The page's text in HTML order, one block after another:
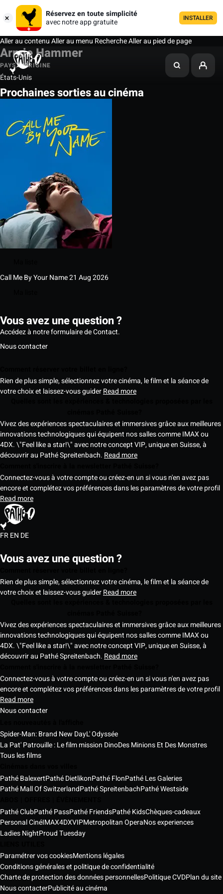
Réservez en toute simplicité
avec notre app gratuite
INSTALLER
Aller au contenuAller au menu RechercheAller au pied de page
Armie Hammer
PAYS D'ORIGINE
États-Unis
Prochaines sorties au cinéma
Call Me By Your Name21 Aug 2026
Vous avez une question ?
Accédez à notre formulaire de Contact.
Nous contacter
Rien de plus simple, sélectionnez votre cinéma, le film et la séance de
votre choix et laissez-vous guiderRead more
Vivez des expériences spectaculaires et immersives grâce aux meilleures
innovations technologiques qui équipent nos salles comme IMAX ou
4DX. \"Feel like a star!\" avec notre concept VIP, unique en Suisse, à
découvrir au Pathé Spreitenbach. Read more
Connectez-vous à votre compte ou créez-en un si vous n'en avez pas
encore et complétez vos préférences dans les paramètres de votre profil
Read more
FREN DE
Vous avez une question ?
Rien de plus simple, sélectionnez votre cinéma, le film et la séance de
votre choix et laissez-vous guiderRead more
Vivez des expériences spectaculaires et immersives grâce aux meilleures
innovations technologiques qui équipent nos salles comme IMAX ou
4DX. \"Feel like a star!\" avec notre concept VIP, unique en Suisse, à
découvrir au Pathé Spreitenbach. Read more
Connectez-vous à votre compte ou créez-en un si vous n'en avez pas
encore et complétez vos préférences dans les paramètres de votre profil
Read more
Nous contacter
Spider-Man: Brand New DayL' Odyssée
La Pat' Patrouille : Le film mission DinoDes Minions Et Des Monstres
Tous les films
Pathé BalexertPathé DietlikonPathé FlonPathé Les Galeries
Pathé Mall Of SwitzerlandPathé SpreitenbachPathé Westside
Pathé ClubPathé PassPathé FriendsPathé KidsChèques-cadeaux
Personal CinéIMAX4DXVIPMetropolitan OperaNos experiences
Ladies NightProud Tuesday
Paramétrer vos cookiesMentions légales
Conditions générales et politique de confidentialité
Charte de protection des données personnellesPolitique CVDPlan du site
Nous contacterPublicité au cinéma